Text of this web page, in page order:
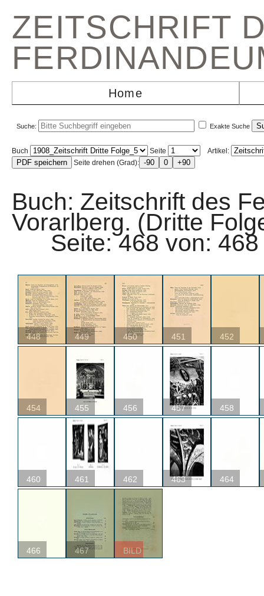
ZEITSCHRIFT
Home
Suche: Exakte Suche
Buch Seite
Artikel:
Seite drehen (Grad):
Buch: Zeitschrift des
Vorarlberg. (Dritte
Seite: 468 von:
448 449 450 451 452
454 455 456 457 458
460 461 462 463 464
466 467 BILD